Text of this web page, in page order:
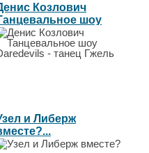
Козлович
шоу
-...
и Либерж